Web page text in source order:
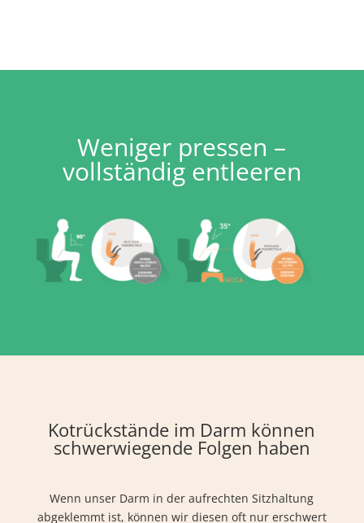
Weniger pressen –
vollständig entleeren
Kotrückstände im Darm können
schwerwiegende Folgen haben
Wenn unser Darm in der aufrechten Sitzhaltung
abgeklemmt ist, können wir diesen oft nur erschwert